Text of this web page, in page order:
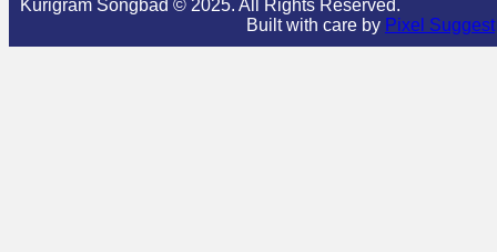
Kurigram Songbad © 2025. All Rights Reserved.
Built with care by Pixel Suggest